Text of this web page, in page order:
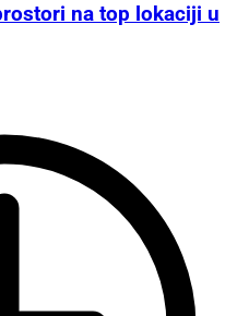
na top lokaciji u